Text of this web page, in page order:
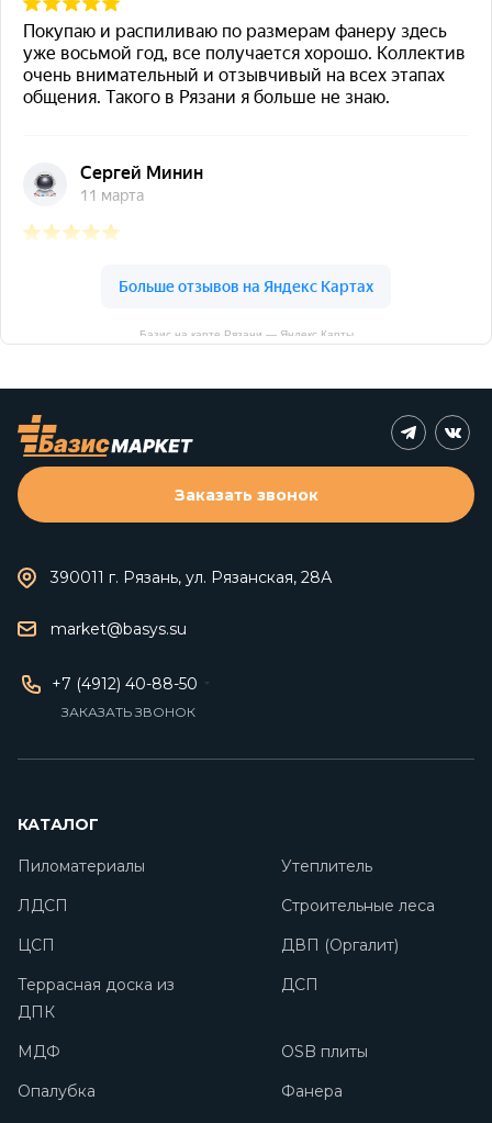
Базис на карте Рязани — Яндекс Карты
390011 г. Рязань, ул. Рязанская, 28А
market@basys.su
+7 (4912) 40-88-50
ЗАКАЗАТЬ ЗВОНОК
Заказать звонок
КАТАЛОГ
Пиломатериалы
Утеплитель
ЛДСП
Строительные леса
ЦСП
ДВП (Оргалит)
Террасная доска из
ДПК
ДСП
МДФ
OSB плиты
Опалубка
Фанера